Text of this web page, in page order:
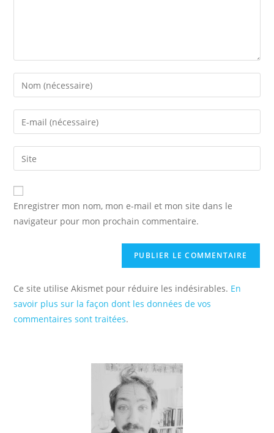
Enter
your
name
comment
Enter
your
email
address
comment
Saisir
l’URL
de
votre
(facultatif)
Enregistrer mon nom, mon e-mail et mon site dans le
navigateur pour mon prochain commentaire.
Ce site utilise Akismet pour réduire les indésirables. En
savoir plus sur la façon dont les données de vos
commentaires sont traitées.